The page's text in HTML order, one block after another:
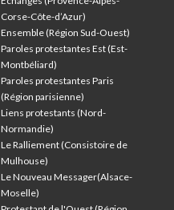
Corse-Côte-d’Azur)
Ensemble (Région Sud-Ouest)
Paroles protestantes Est (Est-
Montbéliard)
Paroles protestantes Paris
(Région parisienne)
Liens protestants (Nord-
Normandie)
Le Ralliement (Consistoire de
Mulhouse)
Le Nouveau Messager(Alsace-
Moselle)